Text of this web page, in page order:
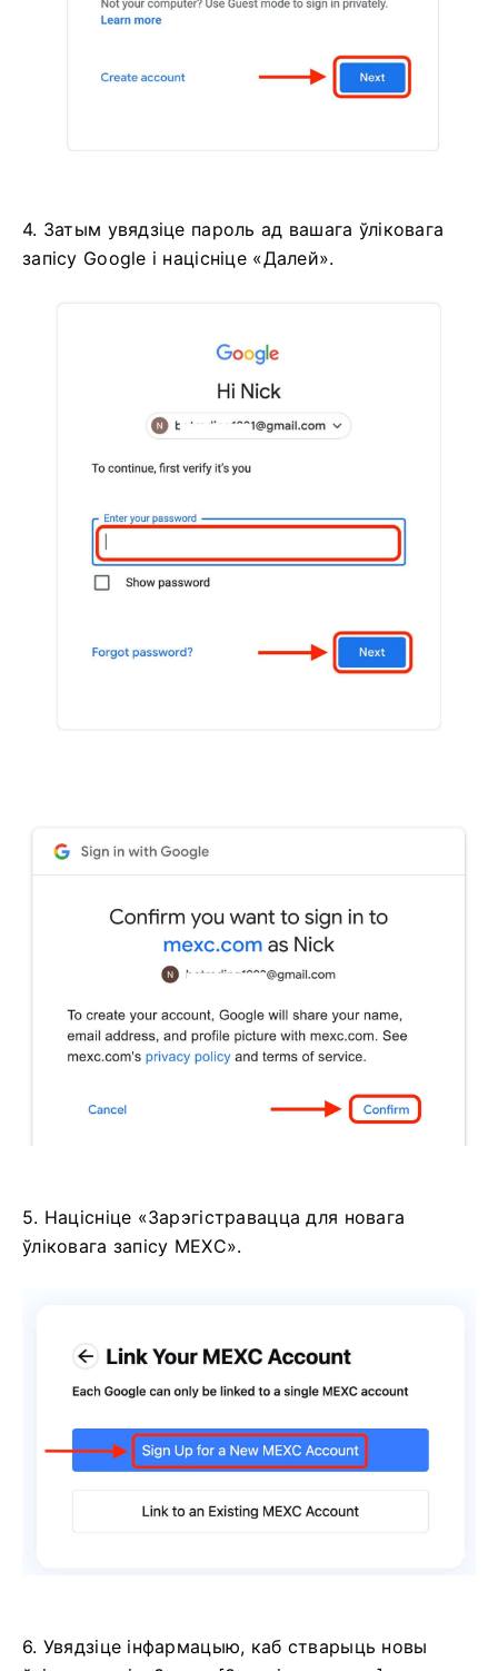
4. Затым увядзіце пароль ад вашага ўліковага
запісу Google і націсніце «Далей».
5. Націсніце «Зарэгістравацца для новага
ўліковага запісу MEXC».
6. Увядзіце інфармацыю, каб стварыць новы